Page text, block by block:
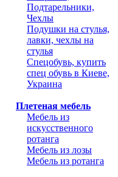
Подтарельники,
Чехлы
Подушки на стулья,
лавки, чехлы на
стулья
Спецобувь, купить
спец обувь в Киеве,
Украина
Плетеная мебель
Мебель из
искусственного
ротанга
Мебель из лозы
Мебель из ротанга